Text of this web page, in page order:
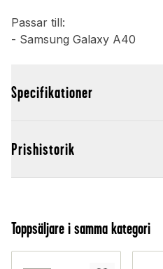
Passar till:
- Samsung Galaxy A40
Specifikationer
Prishistorik
Toppsäljare i samma kategori